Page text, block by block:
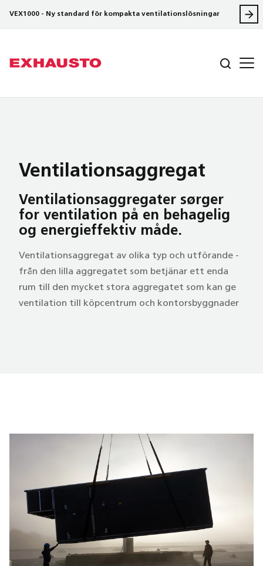
VEX1000 - Ny standard för kompakta ventilationslösningar
Ventilations­aggregat
Ventilations­aggregater sørger
for ventilation på en behagelig
og energi­effektiv måde.
Ventilationsaggregat av olika typ och utförande -
från den lilla aggregatet som betjänar ett enda
rum till den mycket stora aggregatet som kan ge
ventilation till köpcentrum och kontorsbyggnader